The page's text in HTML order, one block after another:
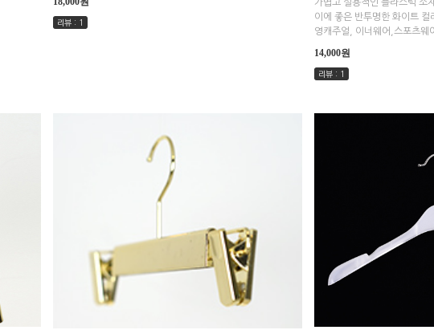
리뷰 : 1
가볍고 실용적인 플라스틱 소
이에 좋은 반투명한 화이트 컬
영캐주얼, 이너웨어,스포츠웨
14,000원
리뷰 : 1